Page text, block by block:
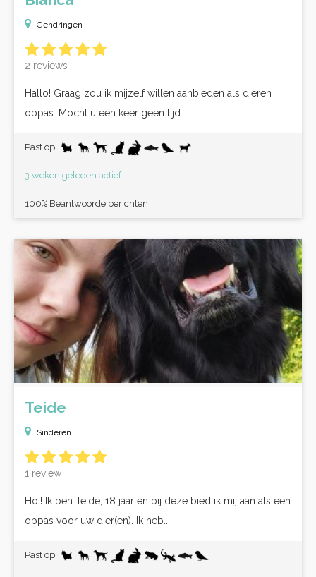
Gendringen
2 reviews
Hallo! Graag zou ik mijzelf willen aanbieden als dieren
oppas. Mocht u een keer geen tijd...
Past op:
3 weken geleden actief
100% Beantwoorde berichten
Teide
Sinderen
1 review
Hoi! Ik ben Teide, 18 jaar en bij deze bied ik mij aan als een
oppas voor uw dier(en). Ik heb...
Past op: